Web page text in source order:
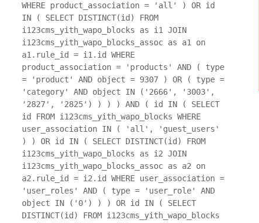
WHERE product_association = 'all' ) OR id
IN ( SELECT DISTINCT(id) FROM
i123cms_yith_wapo_blocks as i1 JOIN
i123cms_yith_wapo_blocks_assoc as a1 on
a1.rule_id = i1.id WHERE
product_association = 'products' AND ( type
= 'product' AND object = 9307 ) OR ( type =
'category' AND object IN ('2666', '3003',
'2827', '2825') ) ) ) AND ( id IN ( SELECT
id FROM i123cms_yith_wapo_blocks WHERE
user_association IN ( 'all', 'guest_users'
) ) OR id IN ( SELECT DISTINCT(id) FROM
i123cms_yith_wapo_blocks as i2 JOIN
i123cms_yith_wapo_blocks_assoc as a2 on
a2.rule_id = i2.id WHERE user_association =
'user_roles' AND ( type = 'user_role' AND
object IN ('0') ) ) OR id IN ( SELECT
DISTINCT(id) FROM i123cms_yith_wapo_blocks